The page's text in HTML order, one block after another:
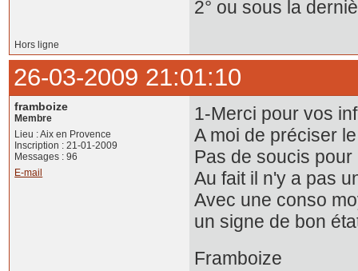
2° ou sous la
Hors ligne
26-03-2009 21:01:10
framboize
Membre
Lieu : Aix en Provence
Inscription : 21-01-2009
Messages : 96
E-mail
1-Merci pour vos
A moi de préciser
Pas de soucis
Au fait il n'y a pas
Avec une conso
un signe de bon
Framboize